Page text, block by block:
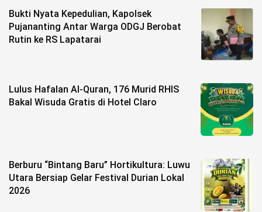
Bukti Nyata Kepedulian, Kapolsek
Pujananting Antar Warga ODGJ Berobat
Rutin ke RS Lapatarai
Lulus Hafalan Al-Quran, 176 Murid RHIS
Bakal Wisuda Gratis di Hotel Claro
Berburu “Bintang Baru” Hortikultura: Luwu
Utara Bersiap Gelar Festival Durian Lokal
2026